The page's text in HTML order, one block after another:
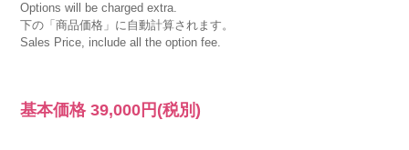
Options will be charged extra.
下の「商品価格」に自動計算されます。
Sales Price, include all the option fee.
基本価格39,000円 (税別)